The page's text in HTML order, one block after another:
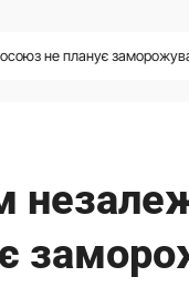
не планує